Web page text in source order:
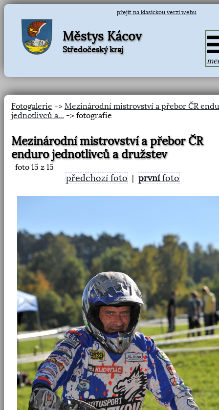
přejít na klasickou verzi webu
Městys Kácov
Středočeský kraj
Fotogalerie -> Mezinárodní mistrovství a přebor ČR
jednotlivců a... -> fotografie
Mezinárodní mistrovství a přebor ČR
enduro jednotlivců a družstev
foto 15 z 15
předchozí foto |prvnífoto